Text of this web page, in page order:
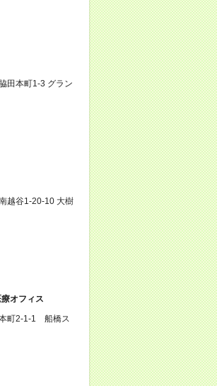
田本町1-3 グラン
越谷1-20-10 大樹
オフィス
町2-1-1 船橋ス